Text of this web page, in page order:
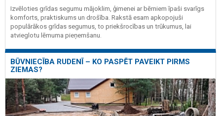
Izvēloties grīdas segumu mājoklim, ģimenei ar bērniem īpaši svarīgs
komforts, praktiskums un drošība. Rakstā esam apkopojuši
populārākos grīdas segumus, to priekšrocības un trūkumus, lai
atvieglotu lēmuma pieņemšanu.
BŪVNIECĪBA RUDENĪ – KO PASPĒT PAVEIKT PIRMS
ZIEMAS?